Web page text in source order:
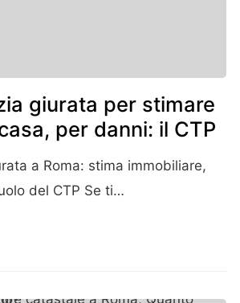
giurata per stimare
per danni: il CTP
a Roma: stima immobiliare,
del CTP Se ti…